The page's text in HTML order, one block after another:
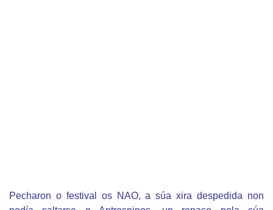
Pecharon o festival os NAO, a súa xira despedida non